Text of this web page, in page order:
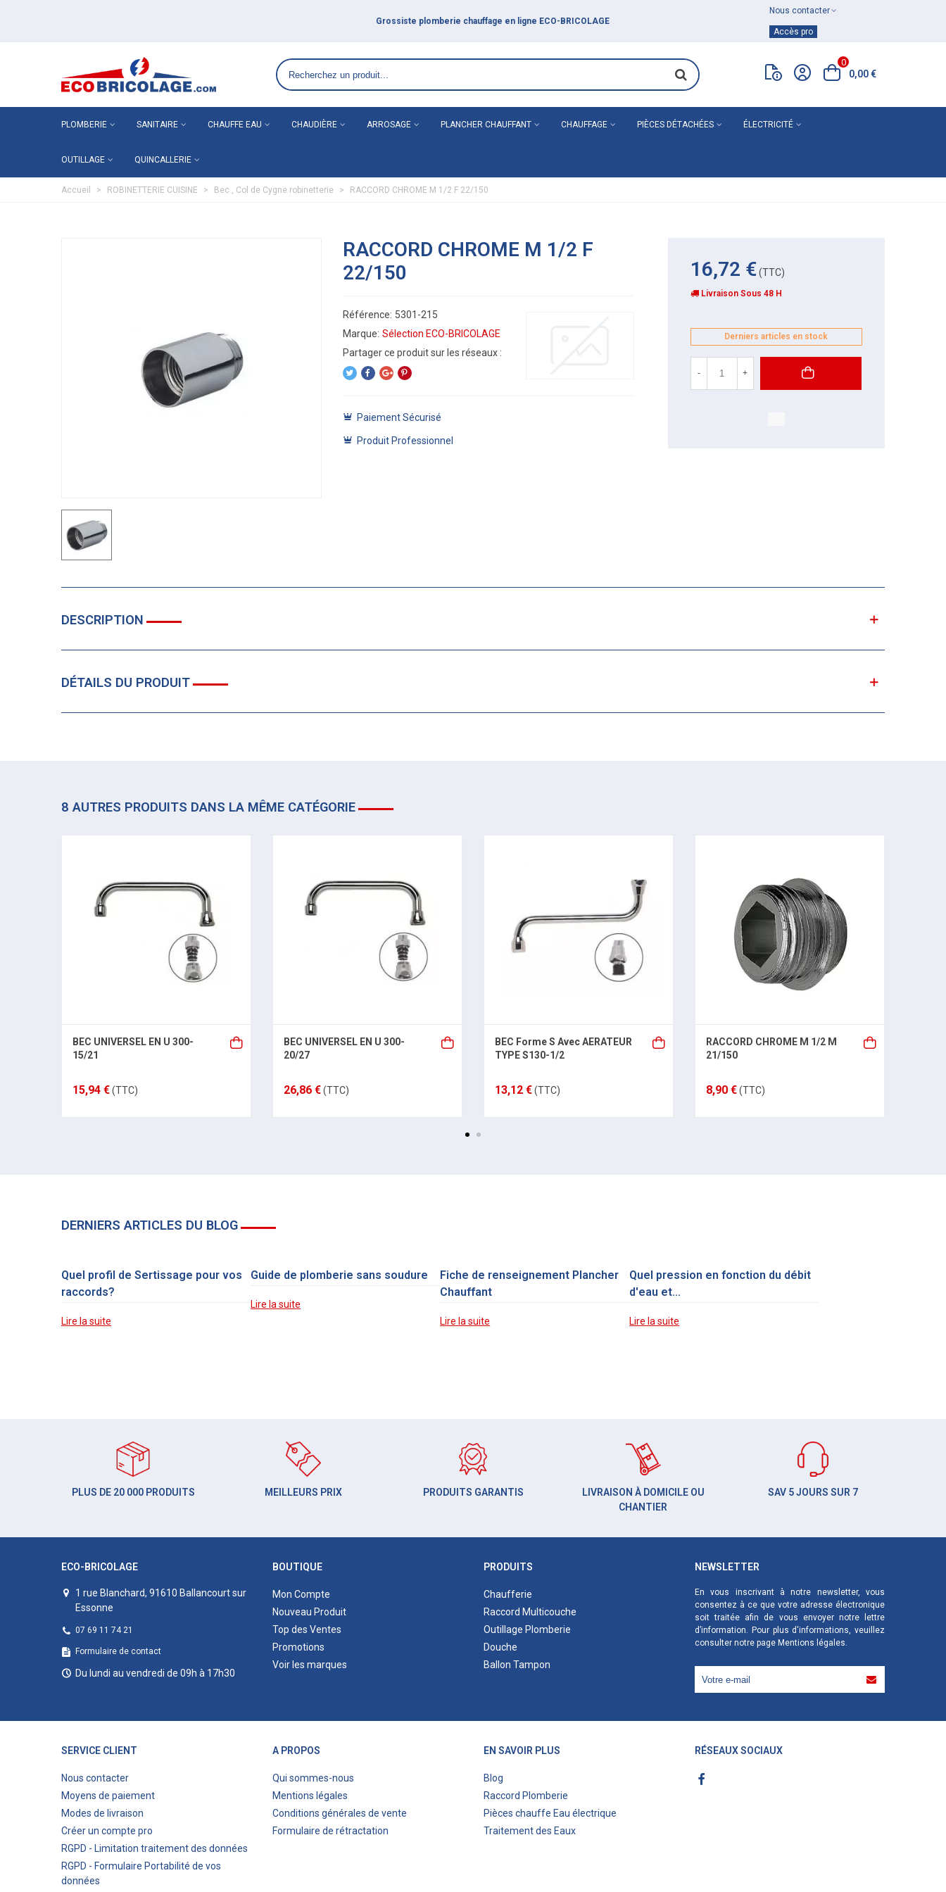
Nous contacter
Accès pro
0
0,00 €
PLOMBERIE SANITAIRE CHAUFFE EAU CHAUDIÈRE ARROSAGE PLANCHER CHAUFFANT CHAUFFAGE PIÈCES DÉTACHÉES ÉLECTRICITÉ
OUTILLAGE QUINCALLERIE
Accueil > ROBINETTERIE CUISINE > Bec , Col de Cygne robinetterie > RACCORD CHROME M 1/2 F 22/150
RACCORD CHROME M 1/2 F
22/150
Référence: 5301-215
Marque: Sélection ECO-BRICOLAGE
Paiement Sécurisé
Produit Professionnel
16,72 €(TTC)
Livraison Sous 48 H
Derniers articles en stock
- +
DESCRIPTION
DÉTAILS DU PRODUIT
8 AUTRES PRODUITS DANS LA MÊME CATÉGORIE
BEC UNIVERSEL EN U 300-
15/21
15,94 €(TTC)
BEC UNIVERSEL EN U 300-
20/27
26,86 €(TTC)
BEC Forme S Avec AERATEUR
TYPE S130-1/2
13,12 €(TTC)
RACCORD CHROME M 1/2 M
21/150
8,90 €(TTC)
DERNIERS ARTICLES DU BLOG
Quel profil de Sertissage pour vos
raccords?
Lire la suite
Guide de plomberie sans soudure
Lire la suite
Fiche de renseignement Plancher
Chauffant
Lire la suite
Quel pression en fonction du débit
d'eau et...
Lire la suite
PLUS DE 20 000 PRODUITS MEILLEURS PRIX PRODUITS GARANTIS
LIVRAISON À DOMICILE OU
CHANTIER
SAV 5 JOURS SUR 7
ECO-BRICOLAGE
1 rue Blanchard, 91610 Ballancourt sur
Essonne
07 69 11 74 21
Formulaire de contact
Du lundi au vendredi de 09h à 17h30
BOUTIQUE
Mon Compte
Nouveau Produit
Top des Ventes
Promotions
Voir les marques
PRODUITS
Chaufferie
Raccord Multicouche
Outillage Plomberie
Douche
Ballon Tampon
NEWSLETTER
En vous inscrivant à notre newsletter, vous
consentez à ce que votre adresse électronique
soit traitée afin de vous envoyer notre lettre
d’information. Pour plus d'informations, veuillez
consulter notre page Mentions légales.
SERVICE CLIENT
Nous contacter
Moyens de paiement
Modes de livraison
Créer un compte pro
RGPD - Limitation traitement des données
RGPD - Formulaire Portabilité de vos
données
A PROPOS
Qui sommes-nous
Mentions légales
Conditions générales de vente
Formulaire de rétractation
EN SAVOIR PLUS
Blog
Raccord Plomberie
Pièces chauffe Eau électrique
Traitement des Eaux
RÉSEAUX SOCIAUX